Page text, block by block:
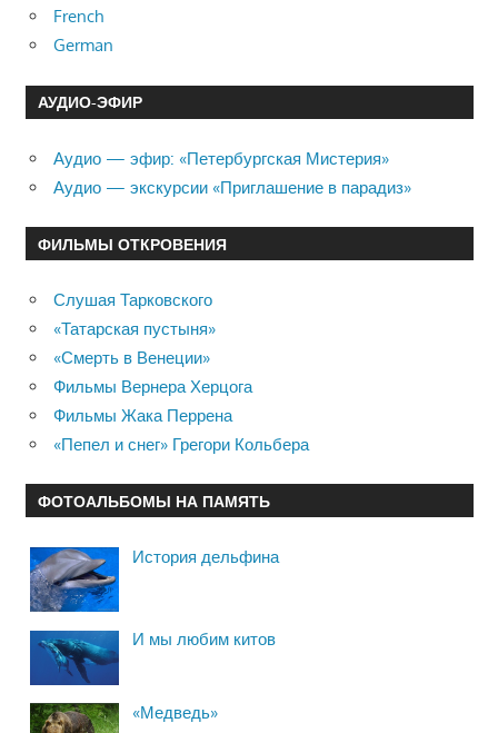
French
German
АУДИО-ЭФИР
Аудио — эфир: «Петербургская Мистерия»
Аудио — экскурсии «Приглашение в парадиз»
ФИЛЬМЫ ОТКРОВЕНИЯ
Слушая Тарковского
«Татарская пустыня»
«Смерть в Венеции»
Фильмы Вернера Херцога
Фильмы Жака Перрена
«Пепел и снег» Грегори Кольбера
ФОТОАЛЬБОМЫ НА ПАМЯТЬ
История дельфина
И мы любим китов
«Медведь»